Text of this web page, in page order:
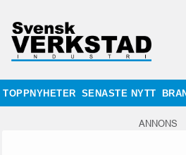
TOPPNYHETER SENASTE NYTT
ANNONS